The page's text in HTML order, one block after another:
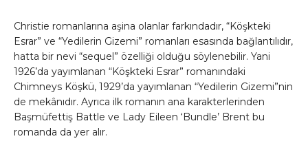
Christie romanlarına aşina olanlar farkındadır, “Köşkteki
Esrar” ve “Yedilerin Gizemi” romanları esasında bağlantılıdır,
hatta bir nevi “sequel” özelliği olduğu söylenebilir. Yani
1926’da yayımlanan “Köşkteki Esrar” romanındaki
Chimneys Köşkü, 1929’da yayımlanan “Yedilerin Gizemi”nin
de mekânıdır. Ayrıca ilk romanın ana karakterlerinden
Başmüfettiş Battle ve Lady Eileen ‘Bundle’ Brent bu
romanda da yer alır.